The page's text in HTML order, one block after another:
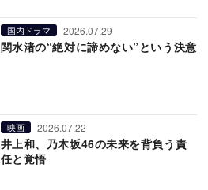
国内ドラマ 2026.07.29
関水渚の“絶対に諦めない”という決意
映画 2026.07.22
井上和、乃木坂46の未来を背負う責
任と覚悟